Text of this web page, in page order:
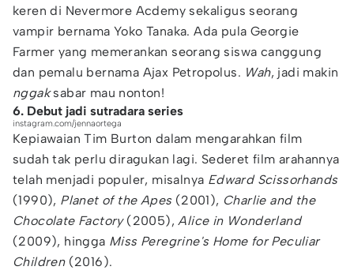
keren di Nevermore Acdemy sekaligus seorang
vampir bernama Yoko Tanaka. Ada pula Georgie
Farmer yang memerankan seorang siswa canggung
dan pemalu bernama Ajax Petropolus. Wah, jadi makin
nggaksabar mau nonton!
6. Debut jadi sutradara series
instagram.com/jennaortega
Kepiawaian Tim Burton dalam mengarahkan film
sudah tak perlu diragukan lagi. Sederet film arahannya
telah menjadi populer, misalnya Edward Scissorhands
(1990), Planet of the Apes(2001), Charlie and the
Chocolate Factory(2005),Alice in Wonderland
(2009), hingga Miss Peregrine's Home for Peculiar
Children(2016).